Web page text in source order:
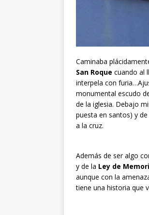
Caminaba
San Roque cuando al
interpela con
monumental escudo
de la iglesia. Debajo
puesta en santos) y
a la cruz.
Además de ser algo
y de la Ley de
aunque con la
tiene una historia que